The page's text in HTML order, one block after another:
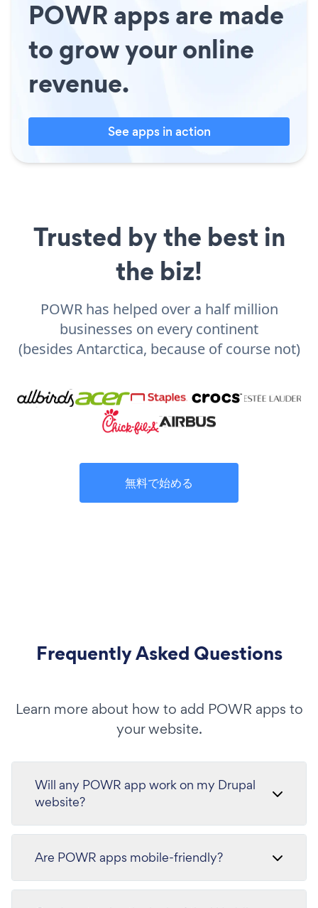
POWR apps are made
to grow your online
revenue.
See apps in action
Trusted by the best in
the biz!
POWR has helped over a half million
businesses on every continent
(besides Antarctica, because of course not)
無料で始める
Frequently Asked Questions
Learn more about how to add POWR apps to
your website.
Will any POWR app work on my Drupal
website?
Are POWR apps mobile-friendly?